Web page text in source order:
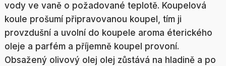
vody ve vaně o požadované teplotě. Koupelová
koule prošumí připravovanou koupel, tím ji
provzdušní a uvolní do koupele aroma éterického
oleje a parfém a příjemně koupel provoní.
Obsažený olivový olej olej zůstává na hladině a po